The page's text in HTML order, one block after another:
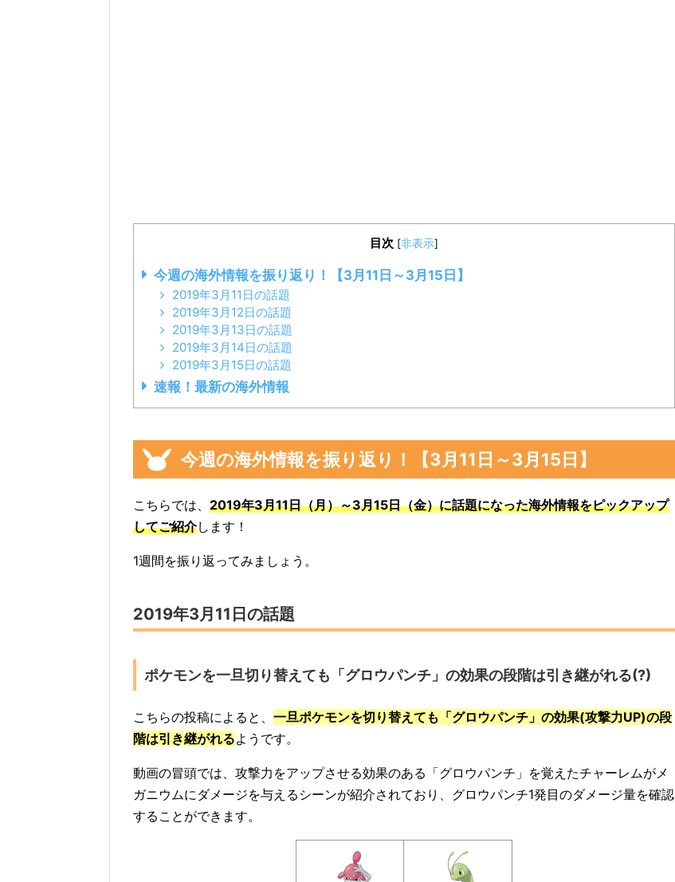
目次 [非表示]
今週の海外情報を振り返り！【3月11日～3月15日】
2019年3月11日の話題
2019年3月12日の話題
2019年3月13日の話題
2019年3月14日の話題
2019年3月15日の話題
速報！最新の海外情報
今週の海外情報を振り返り！【3月11日～3月15日】
こちらでは、 2019年3月11日（月）～3月15日（金）に話題になった海外情報をピックアップ
してご紹介します！
1週間を振り返ってみましょう。
2019年3月11日の話題
ポケモンを一旦切り替えても「グロウパンチ」の効果の段階は引き継がれる(?)
こちらの投稿によると、 一旦ポケモンを切り替えても「グロウパンチ」の効果(攻撃力UP)の段
階は引き継がれるようです。
動画の冒頭では、攻撃力をアップさせる効果のある「グロウパンチ」を覚えたチャーレムがメ
ガニウムにダメージを与えるシーンが紹介されており、グロウパンチ1発目のダメージ量を確認
することができます。